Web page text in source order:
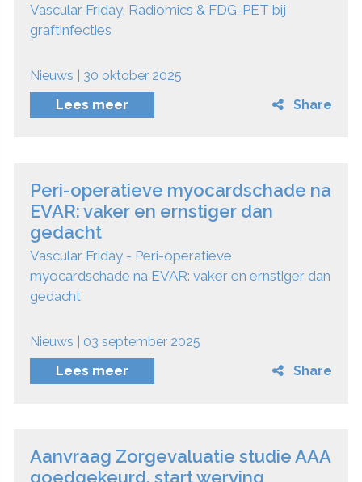
Vascular Friday: Radiomics & FDG-PET bij
graftinfecties
Nieuws | 30 oktober 2025
Lees meer
Share
Peri-operatieve myocardschade na
EVAR: vaker en ernstiger dan
gedacht
Vascular Friday - Peri-operatieve
myocardschade na EVAR: vaker en ernstiger dan
gedacht
Nieuws | 03 september 2025
Lees meer
Share
Aanvraag Zorgevaluatie studie AAA
goedgekeurd, start werving